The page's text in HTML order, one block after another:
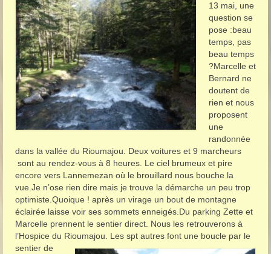
13 mai, une
question se
pose :beau
temps, pas
beau temps
?Marcelle et
Bernard ne
doutent de
rien et nous
proposent
une
randonnée
dans la vallée du Rioumajou. Deux voitures et 9 marcheurs
sont au rendez-vous à 8 heures. Le ciel brumeux et pire
encore vers Lannemezan où le brouillard nous bouche la
vue.Je n’ose rien dire mais je trouve la démarche un peu trop
optimiste.Quoique ! après un virage un bout de montagne
éclairée laisse voir ses sommets enneigés.Du parking Zette et
Marcelle prennent le sentier direct. Nous les retrouverons à
l’Hospice du Rioumajou.
Les spt autres font une boucle par le
sentier de